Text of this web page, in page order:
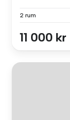
2 rum
11 000 kr